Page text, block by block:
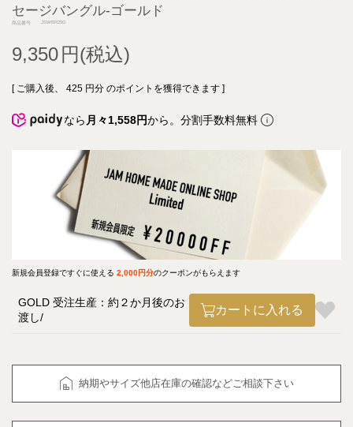
セージバングル-ゴールド
商品番号 JSWBR25G
9,350
[ ご購入後、 425 円分 のポイントを獲得できます ]
なら 月々1,558円から。分割手数料無料
新規会員登録ですぐに使える 2,000円分のクーポンがもらえます
GOLD 受注生産：約２か月後のお
渡し
カートに入れる
納期やサイズ他店在庫の確認などご相談下さい